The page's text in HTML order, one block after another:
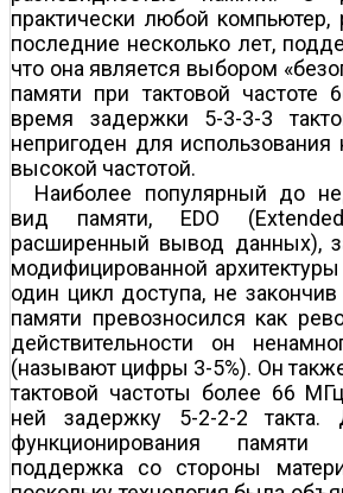
практически любой компьютер,
последние несколько лет,
что она является выбором
памяти при тактовой частоте
время задержки 5-3-3-3
непригоден для использования
высокой частотой.
Наиболее популярный до
вид памяти, EDO
расширенный вывод данных),
модифицированной архитектуры
один цикл доступа, не закончив
памяти превозносился как
действительности он
(называют цифры 3-5%). Он
тактовой частоты более 66
ней задержку 5-2-2-2 такта.
функционирования памяти
поддержка со стороны